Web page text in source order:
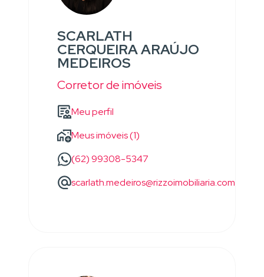
SCARLATH
CERQUEIRA ARAÚJO
MEDEIROS
Corretor de imóveis
Meu perfil
Meus imóveis (1)
(62) 99308-5347
scarlath.medeiros@rizzoimobiliaria.com